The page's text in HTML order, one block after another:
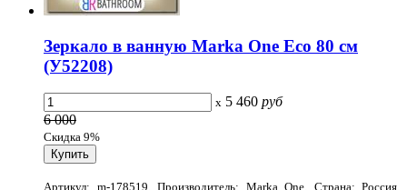
Зеркало в ванную Marka One Eco 80 см
(У52208)
x 5 460 руб
6 000
Скидка 9%
Артикул: m-178519, Производитель: Marka One, Страна: Россия,